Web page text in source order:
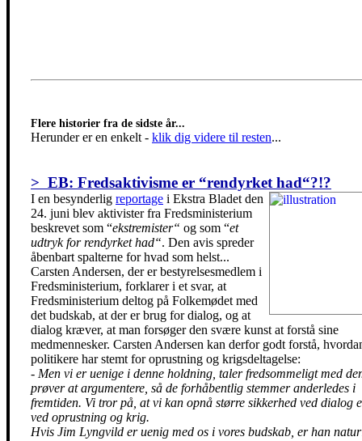
Flere historier fra de sidste år...
Herunder er en enkelt - klik dig videre til resten...
> EB: Fredsaktivisme er “rendyrket had“?!?
I en besynderlig reportage i Ekstra Bladet den
24. juni blev aktivister fra Fredsministerium
beskrevet som “ekstremister“ og som “et
udtryk for rendyrket had“. Den avis spreder
åbenbart spalterne for hvad som helst...
Carsten Andersen, der er bestyrelsesmedlem i
Fredsministerium, forklarer i et svar, at
Fredsministerium deltog på Folkemødet med
det budskab, at der er brug for dialog, og at
dialog kræver, at man forsøger den svære kunst at forstå sine
medmennesker. Carsten Andersen kan derfor godt forstå,
politikere har stemt for oprustning og krigsdeltagelse:
- Men vi er uenige i denne holdning, taler fredsommeligt med
prøver at argumentere, så de forhåbentlig stemmer anderledes i
fremtiden. Vi tror på, at vi kan opnå større sikkerhed ved dialog
ved oprustning og krig.
Hvis Jim Lyngvild er uenig med os i vores budskab, er han